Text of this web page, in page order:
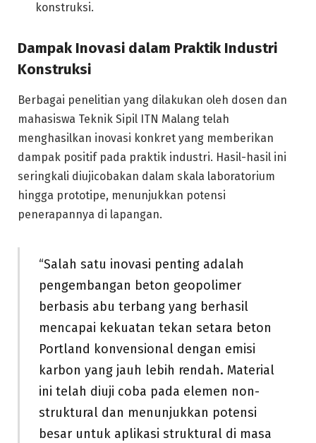
konstruksi.
Dampak Inovasi dalam Praktik Industri
Konstruksi
Berbagai penelitian yang dilakukan oleh dosen dan
mahasiswa Teknik Sipil ITN Malang telah
menghasilkan inovasi konkret yang memberikan
dampak positif pada praktik industri. Hasil-hasil ini
seringkali diujicobakan dalam skala laboratorium
hingga prototipe, menunjukkan potensi
penerapannya di lapangan.
“Salah satu inovasi penting adalah
pengembangan beton geopolimer
berbasis abu terbang yang berhasil
mencapai kekuatan tekan setara beton
Portland konvensional dengan emisi
karbon yang jauh lebih rendah. Material
ini telah diuji coba pada elemen non-
struktural dan menunjukkan potensi
besar untuk aplikasi struktural di masa